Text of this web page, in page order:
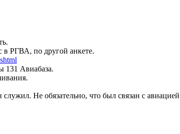
в РГВА, по другой анкете.
131 Авиабаза.
Не обязательно, что был связан с